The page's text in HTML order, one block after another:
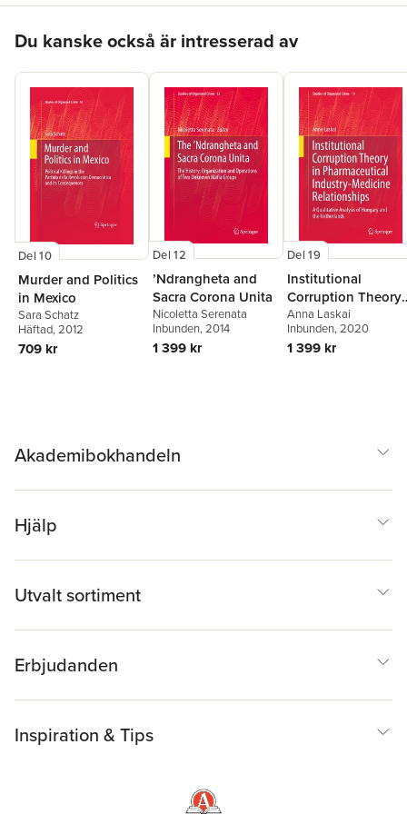
Du kanske också är intresserad av
Del 10
Murder and Politics
in Mexico
Sara Schatz
Häftad, 2012
709 kr
Del 12
’Ndrangheta and
Sacra Corona Unita
Nicoletta Serenata
Inbunden, 2014
1 399 kr
Del 19
Institutional
Corruption Theory
in Pharmaceutical
Industry-Medicine
Relationships
Anna Laskai
Inbunden, 2020
1 399 kr
Akademibokhandeln
Hjälp
Utvalt sortiment
Erbjudanden
Inspiration & Tips